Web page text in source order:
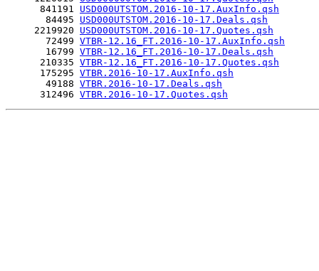
      841191
USD000UTSTOM.2016-10-17.AuxInfo.qsh
       84495
USD000UTSTOM.2016-10-17.Deals.qsh
     2219920
USD000UTSTOM.2016-10-17.Quotes.qsh
       72499
VTBR-12.16_FT.2016-10-17.AuxInfo.qsh
       16799
VTBR-12.16_FT.2016-10-17.Deals.qsh
      210335
VTBR-12.16_FT.2016-10-17.Quotes.qsh
      175295
VTBR.2016-10-17.AuxInfo.qsh
       49188
VTBR.2016-10-17.Deals.qsh
      312496
VTBR.2016-10-17.Quotes.qsh